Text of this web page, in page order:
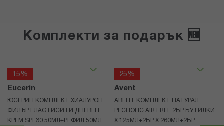
Комплекти за подарък 🆕
15%
Eucerin
ЮСЕРИН КОМПЛЕКТ ХИАЛУРОН
ФИЛЪР ЕЛАСТИСИТИ ДНЕВЕН
КРЕМ SPF30 50МЛ+РЕФИЛ 50МЛ
25%
Avent
АВЕНТ КОМПЛЕКТ НАТУРАЛ
РЕСПОНС AIR FREE 2БР БУТИЛКИ
Х 125МЛ+2БР Х 260МЛ+2БР